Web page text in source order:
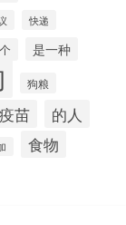
快递
是一种
狗粮
疫苗 的人
食物